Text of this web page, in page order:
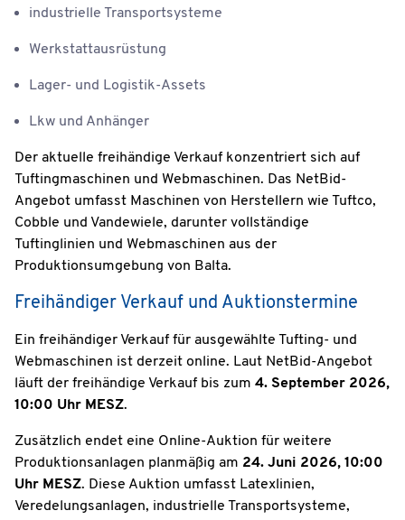
industrielle Transportsysteme
Werkstattausrüstung
Lager- und Logistik-Assets
Lkw und Anhänger
Der aktuelle freihändige Verkauf konzentriert sich auf
Tuftingmaschinen und Webmaschinen. Das NetBid-
Angebot umfasst Maschinen von Herstellern wie Tuftco,
Cobble und Vandewiele, darunter vollständige
Tuftinglinien und Webmaschinen aus der
Produktionsumgebung von Balta.
Freihändiger Verkauf und Auktionstermine
Ein freihändiger Verkauf für ausgewählte Tufting- und
Webmaschinen ist derzeit online. Laut NetBid-Angebot
läuft der freihändige Verkauf bis zum 4. September 2026,
10:00 Uhr MESZ.
Zusätzlich endet eine Online-Auktion für weitere
Produktionsanlagen planmäßig am 24. Juni 2026, 10:00
Uhr MESZ. Diese Auktion umfasst Latexlinien,
Veredelungsanlagen, industrielle Transportsysteme,